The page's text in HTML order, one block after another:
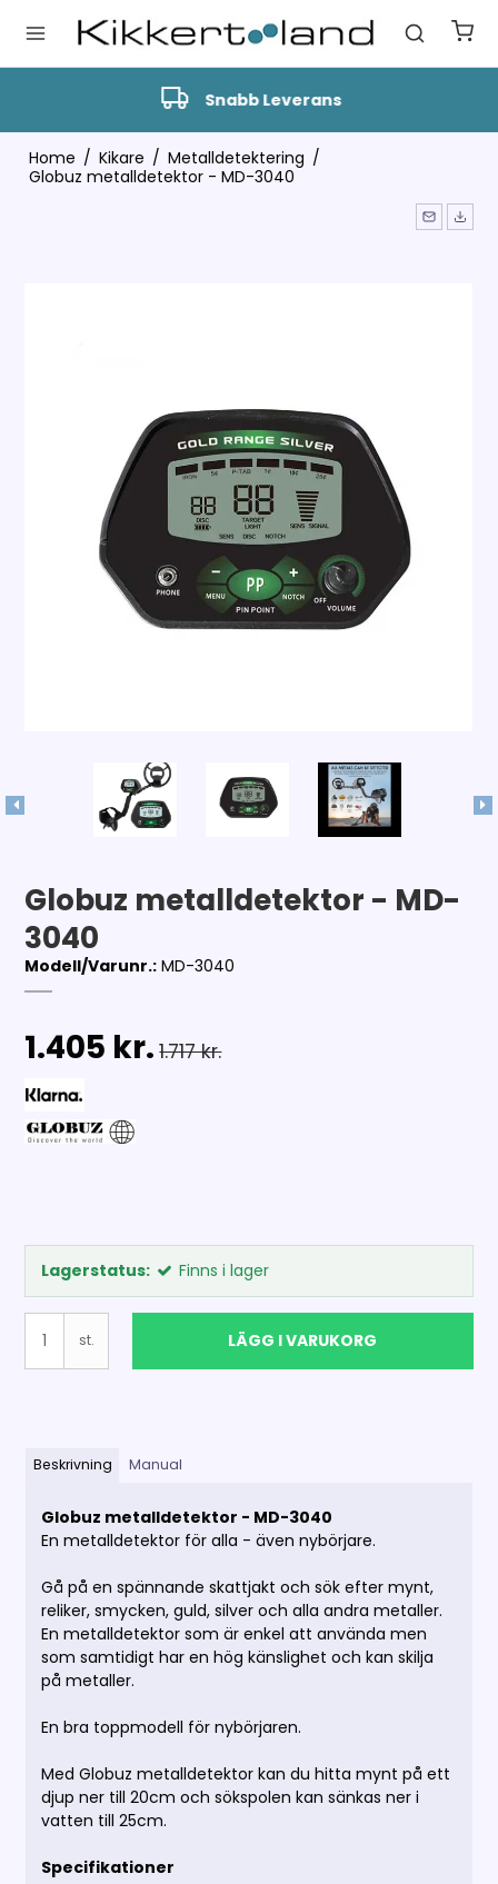
Snabb Leverans
Home / Kikare / Metalldetektering /
Globuz metalldetektor - MD-3040
Globuz metalldetektor - MD-
3040
Modell/Varunr.: MD-3040
1.405 kr. 1.717 kr.
Lagerstatus: Finns i lager
st. LÄGG I VARUKORG
Beskrivning Manual
Globuz metalldetektor - MD-3040
En metalldetektor för alla - även nybörjare.
Gå på en spännande skattjakt och sök efter mynt,
reliker, smycken, guld, silver och alla andra metaller.
En metalldetektor som är enkel att använda men
som samtidigt har en hög känslighet och kan skilja
på metaller.
En bra toppmodell för nybörjaren.
Med Globuz metalldetektor kan du hitta mynt på ett
djup ner till 20cm och sökspolen kan sänkas ner i
vatten till 25cm.
Specifikationer